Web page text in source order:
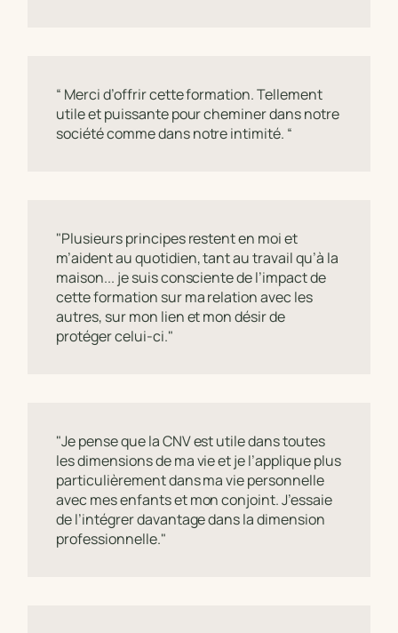
“ Merci d’offrir cette formation. Tellement
utile et puissante pour cheminer dans notre
société comme dans notre intimité. “
"Plusieurs principes restent en moi et
m’aident au quotidien, tant au travail qu’à la
maison... je suis consciente de l’impact de
cette formation sur ma relation avec les
autres, sur mon lien et mon désir de
protéger celui-ci."
"Je pense que la CNV est utile dans toutes
les dimensions de ma vie et je l’applique plus
particulièrement dans ma vie personnelle
avec mes enfants et mon conjoint. J’essaie
de l’intégrer davantage dans la dimension
professionnelle."